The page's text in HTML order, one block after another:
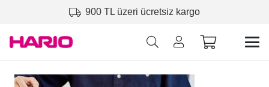
900 TL üzeri ücretsiz kargo